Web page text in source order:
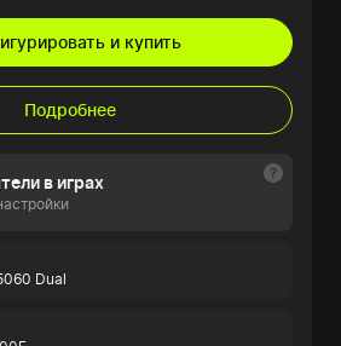
и купить
Подробнее
в играх
Dual